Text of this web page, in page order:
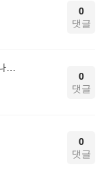
0
댓글
0
댓글
0
댓글